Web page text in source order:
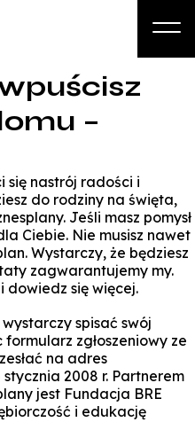
Kandydat
Student
Biznes
Zapisz się na studia
–
się nastrój radości i
do rodziny na święta,
Jeśli masz pomysł
Ciebie. Nie musisz nawet
Wystarczy, że będziesz
zagwarantujemy my.
dowiedz się więcej.
spisać swój
formularz zgłoszeniowy ze
na adres
2008 r. Partnerem
jest Fundacja BRE
i edukację